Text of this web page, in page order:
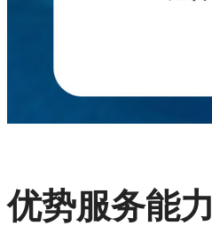
优势服务能力